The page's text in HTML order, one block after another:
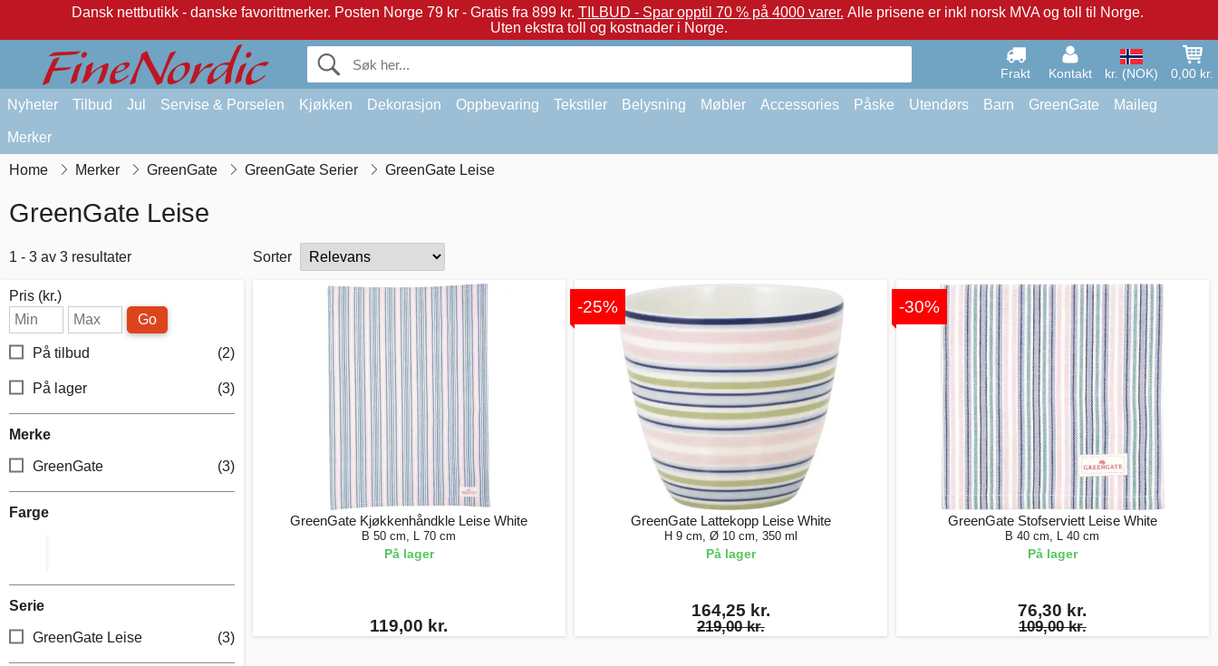
Dansk nettbutikk - danske favorittmerker. Posten Norge 79 kr - Gratis fra 899 kr. TILBUD - Spar opptil 70 % på 4000 varer. Alle prisene er inkl norsk MVA og toll til Norge.
Uten ekstra toll og kostnader i Norge.
Frakt Kontakt kr. (NOK) 0,00 kr.
Nyheter Tilbud Jul Servise & Porselen Kjøkken Dekorasjon Oppbevaring Tekstiler Belysning Møbler Accessories Påske Utendørs Barn GreenGate Maileg
Merker
Home Merker GreenGate GreenGate Serier GreenGate Leise
GreenGate Leise
1 - 3 av 3 resultater Sorter
Pris (kr.)
Go
På tilbud (2)
På lager (3)
Merke
GreenGate (3)
Farge
Serie
GreenGate Leise (3)
GreenGate Kjøkkenhåndkle Leise White
B 50 cm, L 70 cm
På lager
119,00 kr.
-25%
GreenGate Lattekopp Leise White
H 9 cm, Ø 10 cm, 350 ml
På lager
164,25 kr.
219,00 kr.
-30%
GreenGate Stofserviett Leise White
B 40 cm, L 40 cm
På lager
76,30 kr.
109,00 kr.